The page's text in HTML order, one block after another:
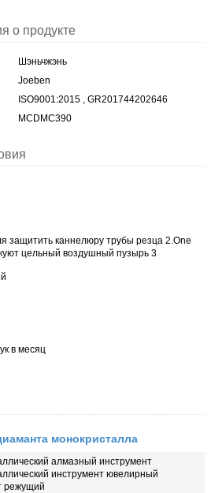
о продукте
Шэньчжэнь
Joeben
ISO9001:2015 , GR201744202646
MCDMC390
защитить каннелюру трубы резца 2.One
цельный воздушный пузырь 3
в месяц
монокристалла
алмазный инструмент
инструмент ювелирный
режущий